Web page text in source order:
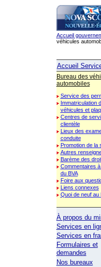
Accueil
véhicules
Accueil
Bureau des
automobiles
Service des
Immatriculation
véhicules et
Centres de
clientèle
Lieux des
conduite
Promotion de la
Autres
Barème des
Commentaires
du BVA
Foire aux
Liens connexes
Quoi de neuf au
À propos du
Services en
Services en
Formulaires et
demandes
Nos bureaux